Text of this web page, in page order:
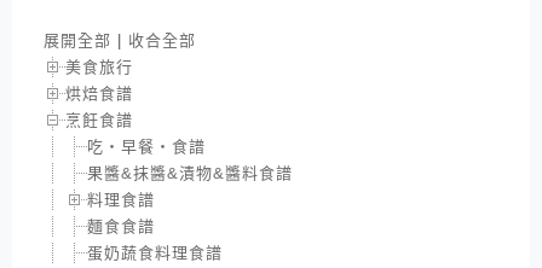
展開全部 | 收合全部
美食旅行
烘焙食譜
烹飪食譜
吃‧早餐‧食譜
果醬&抹醬&漬物&醬料食譜
料理食譜
麵食食譜
蛋奶蔬食料理食譜